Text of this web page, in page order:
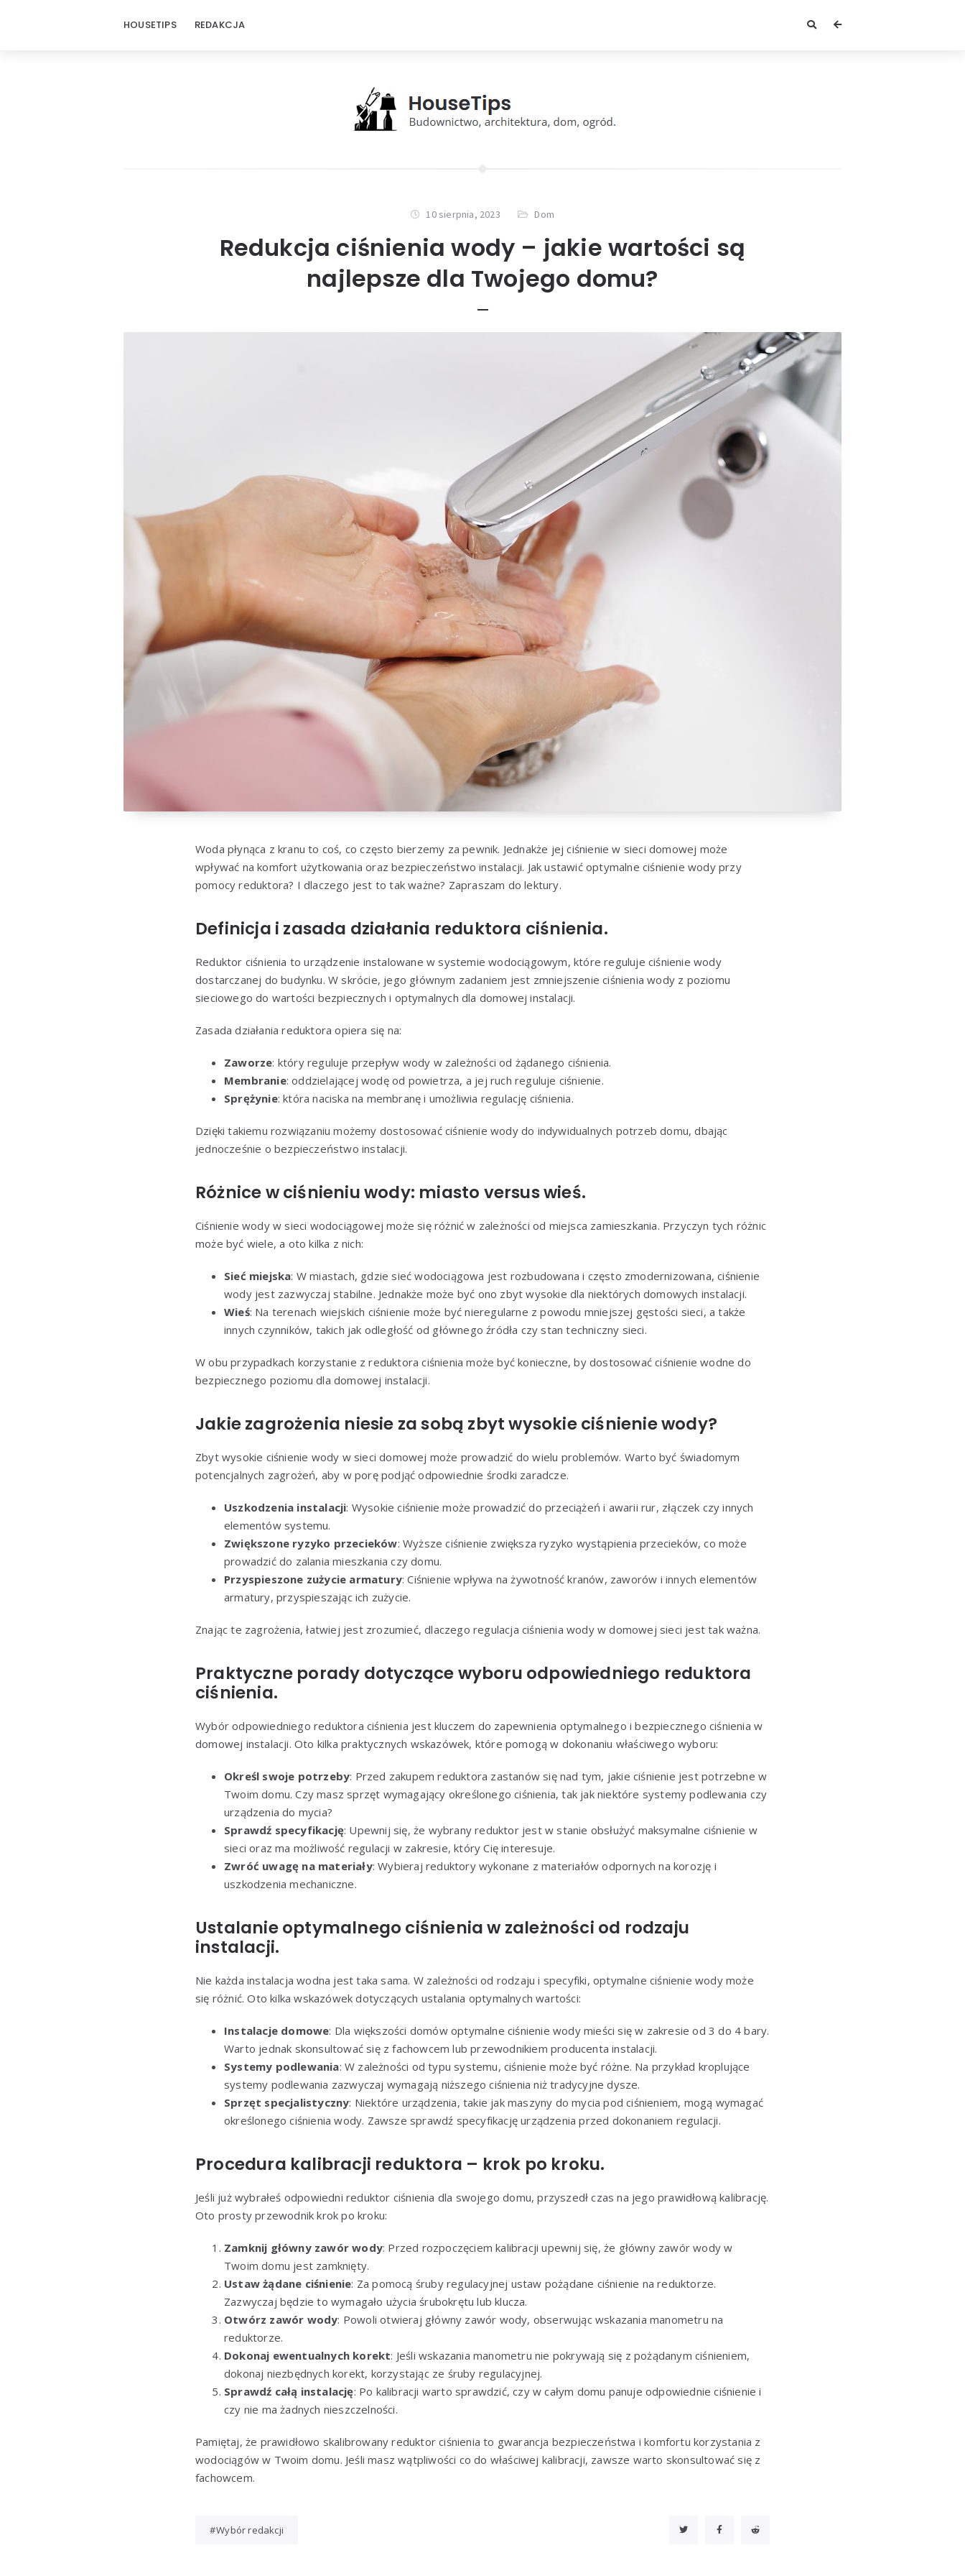
HOUSETIPS REDAKCJA
10 sierpnia, 2023 Dom
Redukcja ciśnienia wody – jakie wartości są
najlepsze dla Twojego domu?
Woda płynąca z kranu to coś, co często bierzemy za pewnik. Jednakże jej ciśnienie w sieci domowej może
wpływać na komfort użytkowania oraz bezpieczeństwo instalacji. Jak ustawić optymalne ciśnienie wody przy
pomocy reduktora? I dlaczego jest to tak ważne? Zapraszam do lektury.
Definicja i zasada działania reduktora ciśnienia.
Reduktor ciśnienia to urządzenie instalowane w systemie wodociągowym, które reguluje ciśnienie wody
dostarczanej do budynku. W skrócie, jego głównym zadaniem jest zmniejszenie ciśnienia wody z poziomu
sieciowego do wartości bezpiecznych i optymalnych dla domowej instalacji.
Zasada działania reduktora opiera się na:
Zaworze: który reguluje przepływ wody w zależności od żądanego ciśnienia.
Membranie: oddzielającej wodę od powietrza, a jej ruch reguluje ciśnienie.
Sprężynie: która naciska na membranę i umożliwia regulację ciśnienia.
Dzięki takiemu rozwiązaniu możemy dostosować ciśnienie wody do indywidualnych potrzeb domu, dbając
jednocześnie o bezpieczeństwo instalacji.
Różnice w ciśnieniu wody: miasto versus wieś.
Ciśnienie wody w sieci wodociągowej może się różnić w zależności od miejsca zamieszkania. Przyczyn tych różnic
może być wiele, a oto kilka z nich:
Sieć miejska: W miastach, gdzie sieć wodociągowa jest rozbudowana i często zmodernizowana, ciśnienie
wody jest zazwyczaj stabilne. Jednakże może być ono zbyt wysokie dla niektórych domowych instalacji.
Wieś: Na terenach wiejskich ciśnienie może być nieregularne z powodu mniejszej gęstości sieci, a także
innych czynników, takich jak odległość od głównego źródła czy stan techniczny sieci.
W obu przypadkach korzystanie z reduktora ciśnienia może być konieczne, by dostosować ciśnienie wodne do
bezpiecznego poziomu dla domowej instalacji.
Jakie zagrożenia niesie za sobą zbyt wysokie ciśnienie wody?
Zbyt wysokie ciśnienie wody w sieci domowej może prowadzić do wielu problemów. Warto być świadomym
potencjalnych zagrożeń, aby w porę podjąć odpowiednie środki zaradcze.
Uszkodzenia instalacji: Wysokie ciśnienie może prowadzić do przeciążeń i awarii rur, złączek czy innych
elementów systemu.
Zwiększone ryzyko przecieków: Wyższe ciśnienie zwiększa ryzyko wystąpienia przecieków, co może
prowadzić do zalania mieszkania czy domu.
Przyspieszone zużycie armatury: Ciśnienie wpływa na żywotność kranów, zaworów i innych elementów
armatury, przyspieszając ich zużycie.
Znając te zagrożenia, łatwiej jest zrozumieć, dlaczego regulacja ciśnienia wody w domowej sieci jest tak ważna.
Praktyczne porady dotyczące wyboru odpowiedniego reduktora
ciśnienia.
Wybór odpowiedniego reduktora ciśnienia jest kluczem do zapewnienia optymalnego i bezpiecznego ciśnienia w
domowej instalacji. Oto kilka praktycznych wskazówek, które pomogą w dokonaniu właściwego wyboru:
Określ swoje potrzeby: Przed zakupem reduktora zastanów się nad tym, jakie ciśnienie jest potrzebne w
Twoim domu. Czy masz sprzęt wymagający określonego ciśnienia, tak jak niektóre systemy podlewania czy
urządzenia do mycia?
Sprawdź specyfikację: Upewnij się, że wybrany reduktor jest w stanie obsłużyć maksymalne ciśnienie w
sieci oraz ma możliwość regulacji w zakresie, który Cię interesuje.
Zwróć uwagę na materiały: Wybieraj reduktory wykonane z materiałów odpornych na korozję i
uszkodzenia mechaniczne.
Ustalanie optymalnego ciśnienia w zależności od rodzaju
instalacji.
Nie każda instalacja wodna jest taka sama. W zależności od rodzaju i specyfiki, optymalne ciśnienie wody może
się różnić. Oto kilka wskazówek dotyczących ustalania optymalnych wartości:
Instalacje domowe: Dla większości domów optymalne ciśnienie wody mieści się w zakresie od 3 do 4 bary.
Warto jednak skonsultować się z fachowcem lub przewodnikiem producenta instalacji.
Systemy podlewania: W zależności od typu systemu, ciśnienie może być różne. Na przykład kroplujące
systemy podlewania zazwyczaj wymagają niższego ciśnienia niż tradycyjne dysze.
Sprzęt specjalistyczny: Niektóre urządzenia, takie jak maszyny do mycia pod ciśnieniem, mogą wymagać
określonego ciśnienia wody. Zawsze sprawdź specyfikację urządzenia przed dokonaniem regulacji.
Procedura kalibracji reduktora – krok po kroku.
Jeśli już wybrałeś odpowiedni reduktor ciśnienia dla swojego domu, przyszedł czas na jego prawidłową kalibrację.
Oto prosty przewodnik krok po kroku:
Zamknij główny zawór wody: Przed rozpoczęciem kalibracji upewnij się, że główny zawór wody w
Twoim domu jest zamknięty.
Ustaw żądane ciśnienie: Za pomocą śruby regulacyjnej ustaw pożądane ciśnienie na reduktorze.
Zazwyczaj będzie to wymagało użycia śrubokrętu lub klucza.
Otwórz zawór wody: Powoli otwieraj główny zawór wody, obserwując wskazania manometru na
reduktorze.
Dokonaj ewentualnych korekt: Jeśli wskazania manometru nie pokrywają się z pożądanym ciśnieniem,
dokonaj niezbędnych korekt, korzystając ze śruby regulacyjnej.
Sprawdź całą instalację: Po kalibracji warto sprawdzić, czy w całym domu panuje odpowiednie ciśnienie i
czy nie ma żadnych nieszczelności.
Pamiętaj, że prawidłowo skalibrowany reduktor ciśnienia to gwarancja bezpieczeństwa i komfortu korzystania z
wodociągów w Twoim domu. Jeśli masz wątpliwości co do właściwej kalibracji, zawsze warto skonsultować się z
fachowcem.
Wybór redakcji